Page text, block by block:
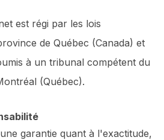
est régi par les lois
de Québec (Canada) et
à un tribunal compétent du
(Québec).
garantie quant à l'exactitude,